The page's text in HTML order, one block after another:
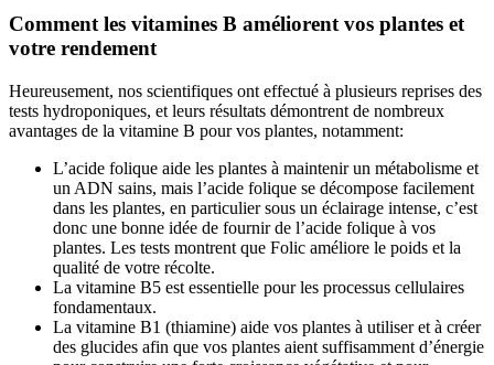
Comment les vitamines B améliorent vos plantes et
votre rendement
Heureusement, nos scientifiques ont effectué à plusieurs reprises des
tests hydroponiques, et leurs résultats démontrent de nombreux
avantages de la vitamine B pour vos plantes, notamment:
L’acide folique aide les plantes à maintenir un métabolisme et
un ADN sains, mais l’acide folique se décompose facilement
dans les plantes, en particulier sous un éclairage intense, c’est
donc une bonne idée de fournir de l’acide folique à vos
plantes. Les tests montrent que Folic améliore le poids et la
qualité de votre récolte.
La vitamine B5 est essentielle pour les processus cellulaires
fondamentaux.
La vitamine B1 (thiamine) aide vos plantes à utiliser et à créer
des glucides afin que vos plantes aient suffisamment d’énergie